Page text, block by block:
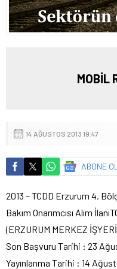
MOBİL
14 AĞUSTOS 2013 19:47
ABONE OL
2013 – TCDD Erzurum 4.
Bakım Onarımcısı Alım İlanı
(ERZURUM MERKEZ
Son Başvuru Tarihi : 23
Yayınlanma Tarihi : 14